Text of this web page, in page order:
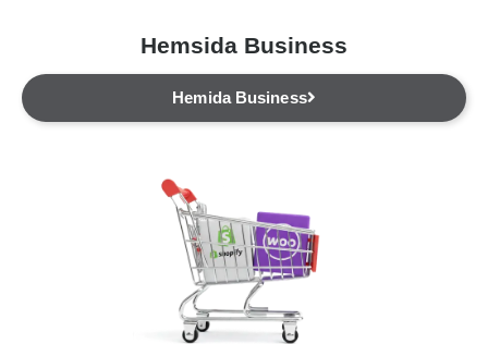
Hemsida Business
Hemida Business